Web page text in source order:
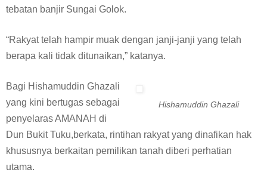
tebatan banjir Sungai Golok.
“Rakyat telah hampir muak dengan janji-janji yang telah
berapa kali tidak ditunaikan,” katanya.
Hishamuddin Ghazali
Bagi Hishamuddin Ghazali
yang kini bertugas sebagai
penyelaras AMANAH di
Dun Bukit Tuku,berkata, rintihan rakyat yang dinafikan hak
khususnya berkaitan pemilikan tanah diberi perhatian
utama.